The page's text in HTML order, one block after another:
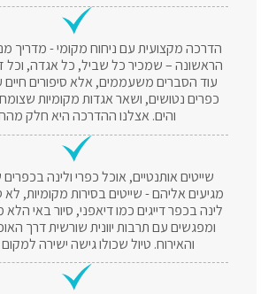
הדרכה מקצועית עם ניחוח מקומי - מדריך
הראשונה – שמכיר כל שביל, כל אגדה, וכל
עוד הסברים משעממים, אלא סיפורים חיים
כפרים נטושים, ושאר אגדות מקומיות
והים. אצלנו ההדרכה היא חלק
שייטים אותנטיים, אוכל כפרי ולינה
מגיעים אליהם - שייטים בסירות מקומיות, לא
לינה בכפר דייגים כמו דיאפני, סיור באי
ומפגשים עם תרבות יוונית שורשית דרך
והאירוח. טיול שכולו גישה ישירה למקום